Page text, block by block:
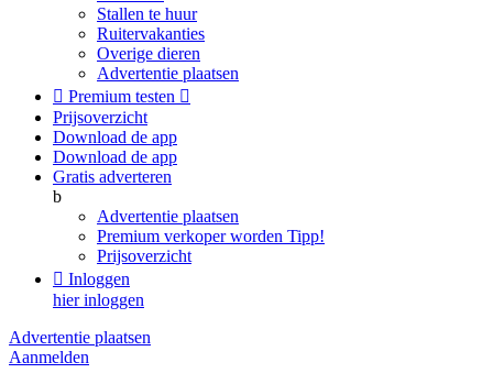
Stallen te huur
Ruitervakanties
Overige dieren
Advertentie plaatsen
 Premium testen 
Prijsoverzicht
Download de app
Download de app
Gratis adverteren
b
Advertentie plaatsen
Premium verkoper worden Tipp!
Prijsoverzicht
 Inloggen
hier inloggen
Advertentie plaatsen
Aanmelden